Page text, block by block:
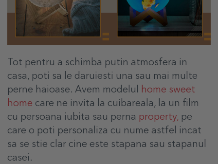
Tot pentru a schimba putin atmosfera in
casa, poti sa le daruiesti una sau mai multe
perne haioase. Avem modelul home sweet
home care ne invita la cuibareala, la un film
cu persoana iubita sau perna property, pe
care o poti personaliza cu nume astfel incat
sa se stie clar cine este stapana sau stapanul
casei.